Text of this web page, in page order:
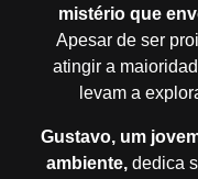
mistério que
Apesar de ser
atingir a
levam a
Gustavo, um
ambiente, dedica